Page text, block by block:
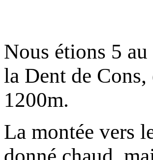
Nous étions 5
la Dent de
1200m.
La montée vers